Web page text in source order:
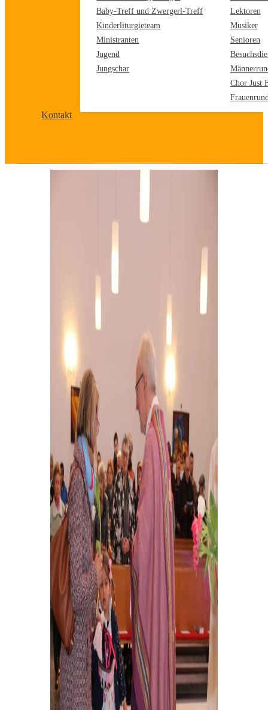
Baby-Treff und Zwergerl-Treff
Kinderliturgieteam
Ministranten
Jugend
Jungschar
Lektoren
Musiker
Senioren
Chor Just
Kontakt